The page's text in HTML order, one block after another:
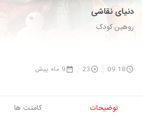
دنیای نقاشی
روهین کودک
09:18
23 9 ماه پیش
توضیحات کامنت ها